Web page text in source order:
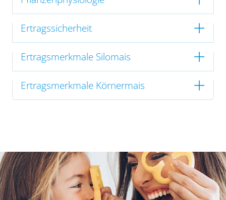
Ertragssicherheit
Ertragsmerkmale Silomais
Ertragsmerkmale Körnermais